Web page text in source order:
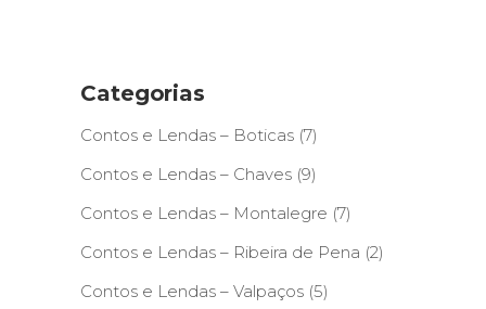
Categorias
Contos e Lendas – Boticas (7)
Contos e Lendas – Chaves (9)
Contos e Lendas – Montalegre (7)
Contos e Lendas – Ribeira de Pena (2)
Contos e Lendas – Valpaços (5)